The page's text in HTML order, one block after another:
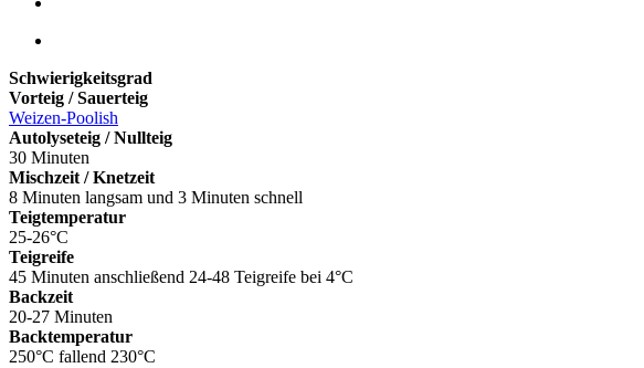
Schwierigkeitsgrad
Vorteig / Sauerteig
Weizen-Poolish
Autolyseteig / Nullteig
30 Minuten
Mischzeit / Knetzeit
8 Minuten langsam und 3 Minuten schnell
Teigtemperatur
25-26°C
Teigreife
45 Minuten anschließend 24-48 Teigreife bei 4°C
Backzeit
20-27 Minuten
Backtemperatur
250°C fallend 230°C